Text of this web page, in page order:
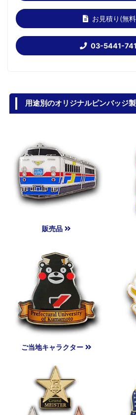
お見積り(無
03-5441-
用途別のオリジナルピンバッジ
販売品
ご当地キャラクター